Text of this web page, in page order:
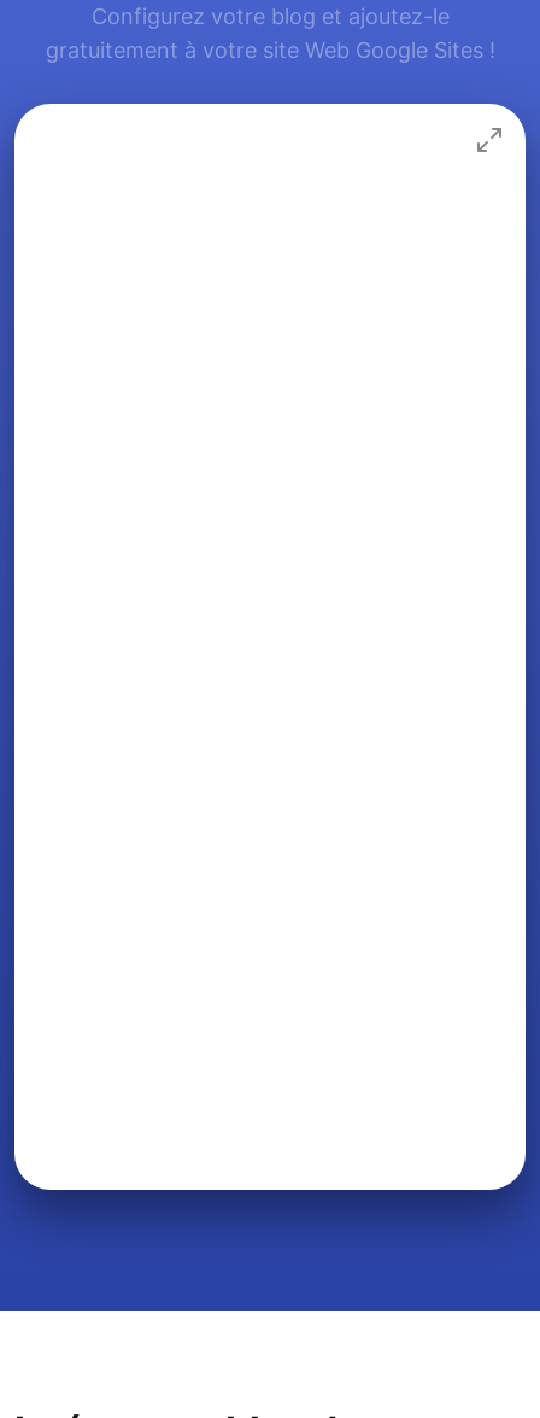
Configurez votre blog et ajoutez-le
gratuitement à votre site Web Google Sites !